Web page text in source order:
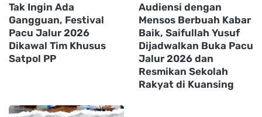
Tak Ingin Ada
Gangguan, Festival
Pacu Jalur 2026
Dikawal Tim Khusus
Satpol PP
Audiensi dengan
Mensos Berbuah Kabar
Baik, Saifullah Yusuf
Dijadwalkan Buka Pacu
Jalur 2026 dan
Resmikan Sekolah
Rakyat di Kuansing